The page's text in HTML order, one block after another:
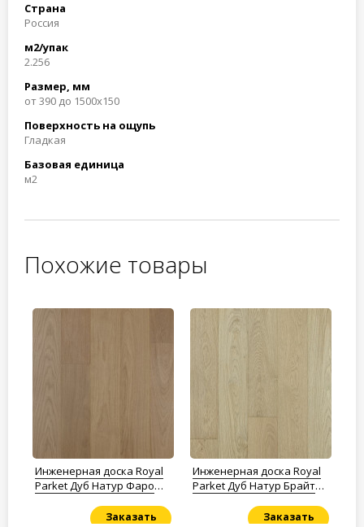
Страна
Россия
м2/упак
2.256
Размер, мм
от 390 до 1500х150
Поверхность на ощупь
Гладкая
Базовая единица
м2
Похожие товары
Инженерная доска Royal
Parket Дуб Натур Фаро
Заказать
Инженерная доска Royal
Parket Дуб Натур Брайт
Заказать